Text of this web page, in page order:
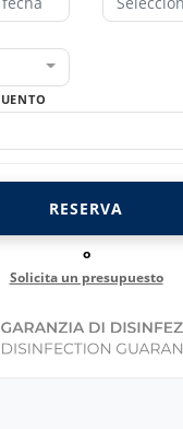
RESERVA
o
Solicita un presupuesto